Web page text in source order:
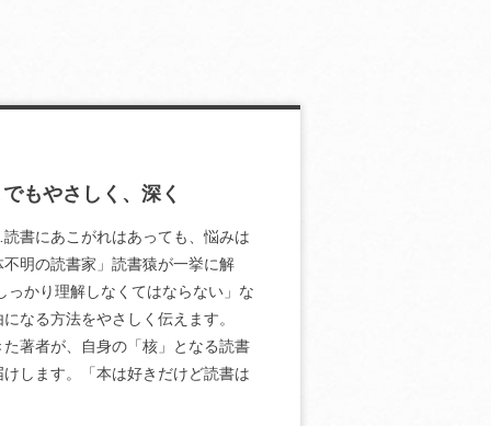
もやさしく、深く
書にあこがれはあっても、悩みは
明の読書家」読書猿が一挙に解
かり理解しなくてはならない」な
なる方法をやさしく伝えます。
著者が、自身の「核」となる読書
します。「本は好きだけど読書は